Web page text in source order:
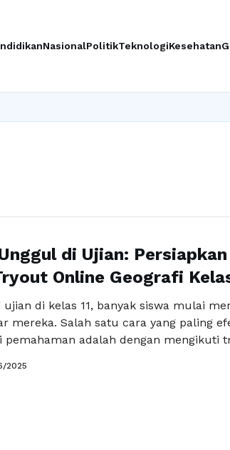
NasionalPolitikTeknologiKesehatan
di Ujian:
Online Geografi
ujian di kelas 11, banyak siswa mulai
mereka. Salah satu cara yang paling
pemahaman adalah dengan mengikuti
mana pemahaman mereka tentang
2025